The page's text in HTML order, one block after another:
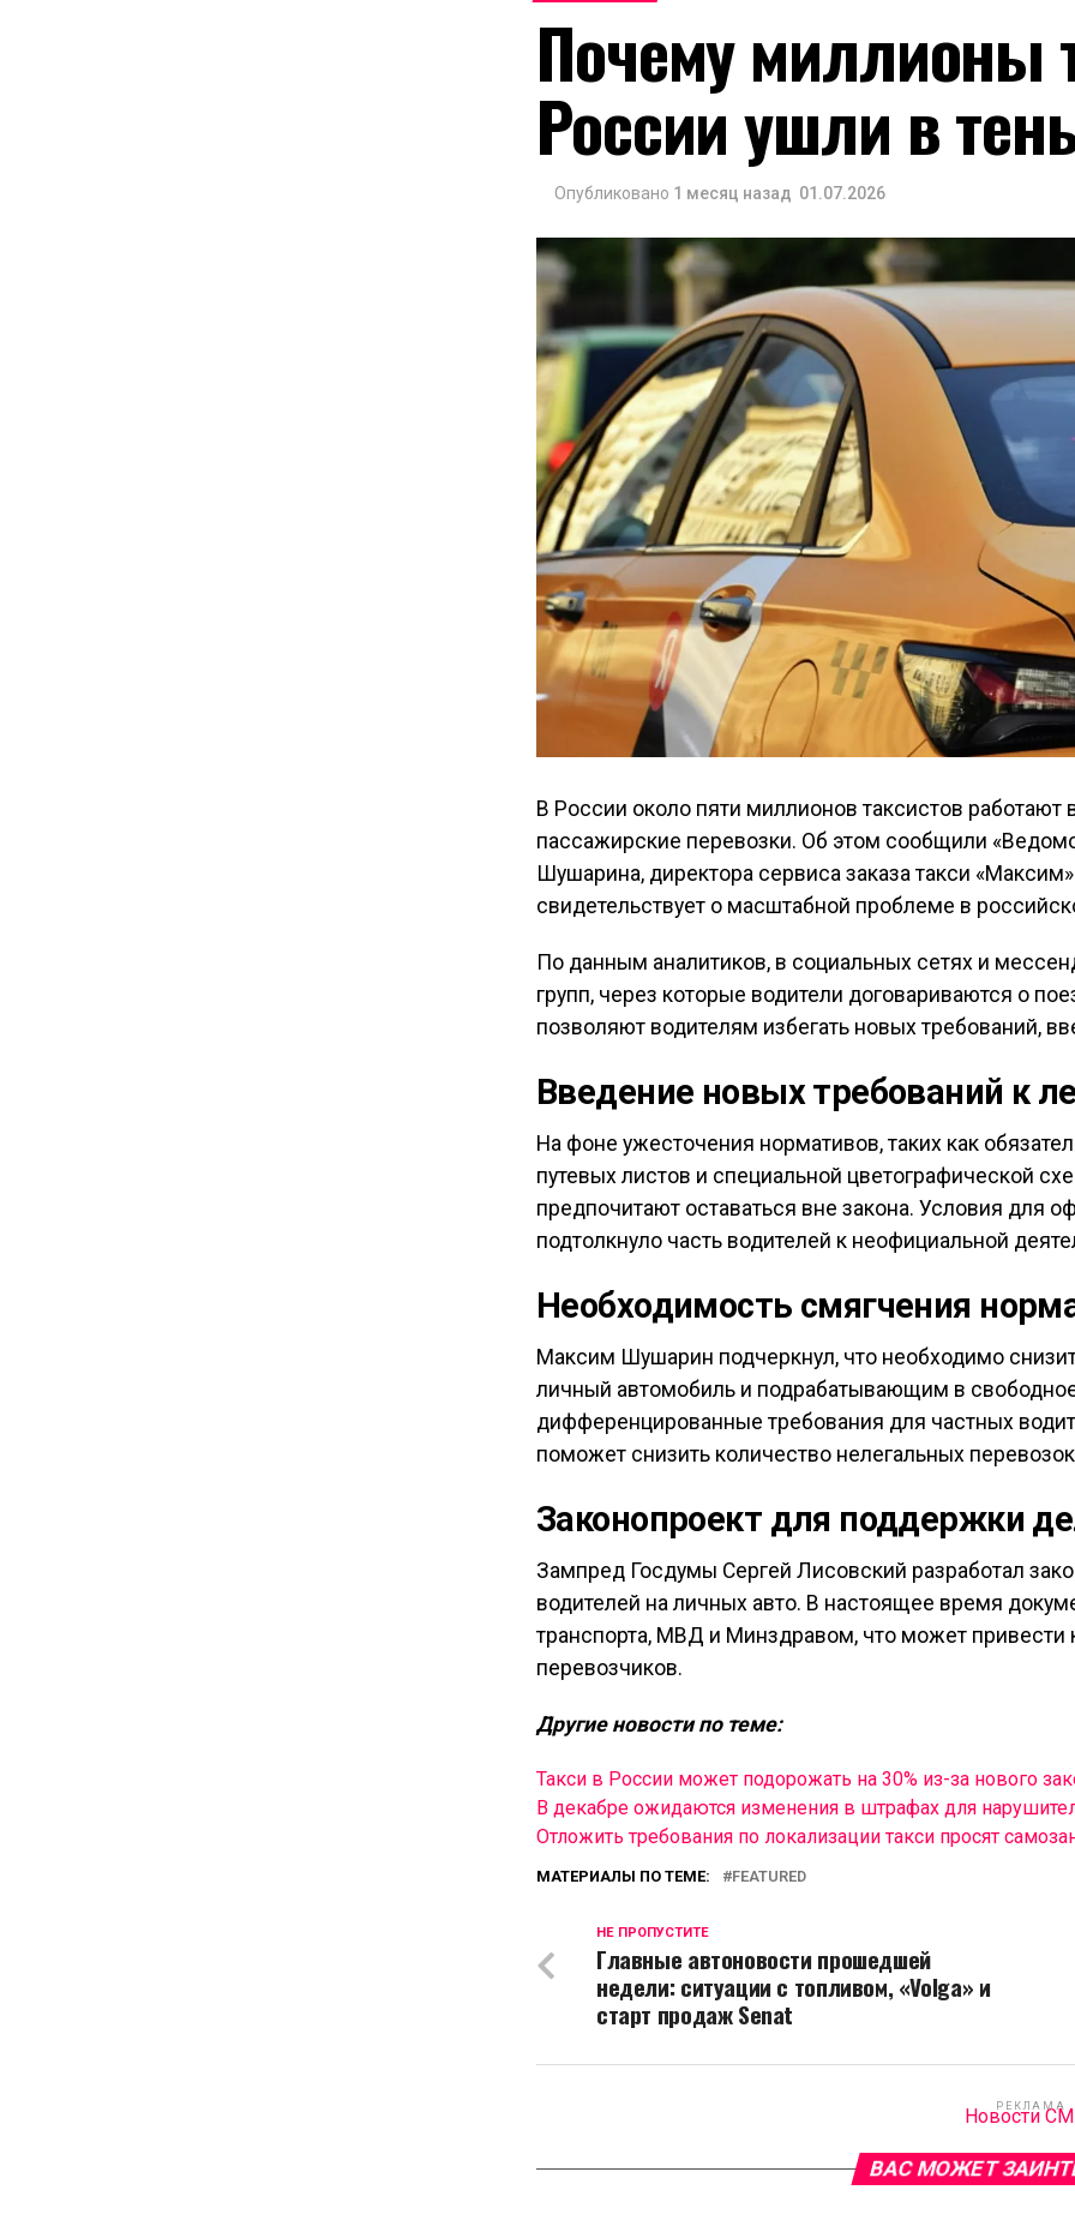
Почему миллионы
России ушли в
Опубликовано 1 месяц назад 01.07.2026
В России около пяти миллионов таксистов
пассажирские перевозки. Об этом сообщили
Шушарина, директора сервиса заказа такси
свидетельствует о масштабной проблеме в
По данным аналитиков, в социальных сетях и
групп, через которые водители договариваются о
позволяют водителям избегать новых требований,
Введение новых требований к
На фоне ужесточения нормативов, таких как
путевых листов и специальной цветографической
предпочитают оставаться вне закона. Условия для
подтолкнуло часть водителей к неофициальной
Необходимость смягчения
Максим Шушарин подчеркнул, что необходимо
личный автомобиль и подрабатывающим в
дифференцированные требования для частных
поможет снизить количество нелегальных
Законопроект для поддержки
Зампред Госдумы Сергей Лисовский разработал
водителей на личных авто. В настоящее время
транспорта, МВД и Минздравом, что может привести
перевозчиков.
Другие новости по теме:
Такси в России может подорожать на 30% из-за нового
В декабре ожидаются изменения в штрафах для
Отложить требования по локализации такси просят
МАТЕРИАЛЫ ПО ТЕМЕ: FEATURED
НЕ ПРОПУСТИТЕ
Главные автоновости прошедшей
недели: ситуации с топливом, «Volga» и
старт продаж Senat
РЕКЛАМА
Новости
ВАС МОЖЕТ